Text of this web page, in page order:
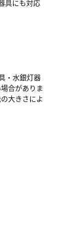
具にも対応
・水銀灯器
合がありま
大きさによ